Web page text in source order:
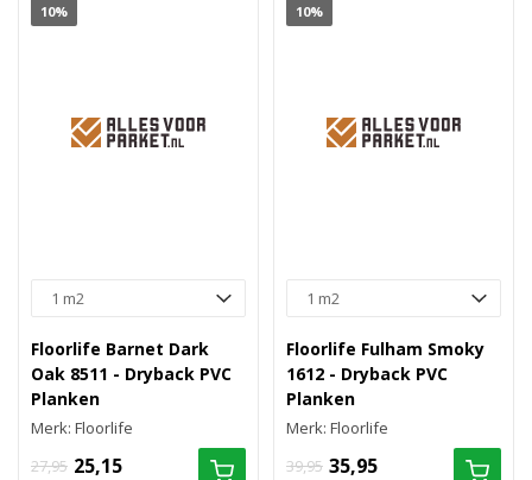
10%
Floorlife Barnet Dark
Oak 8511 - Dryback PVC
Planken
Merk: Floorlife
27,95 25,15
10%
Floorlife Fulham Smoky
1612 - Dryback PVC
Planken
Merk: Floorlife
39,95 35,95